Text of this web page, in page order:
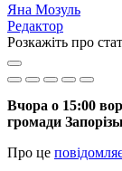
Яна Мозуль
Редактор
Розкажіть про
Вчора о 15:00
громади
Про це